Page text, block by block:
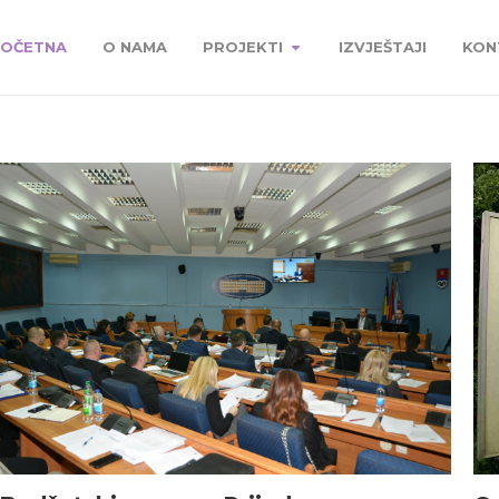
O NAMA PROJEKTI IZVJEŠTAJI